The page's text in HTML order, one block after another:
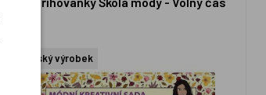
Český výrobek